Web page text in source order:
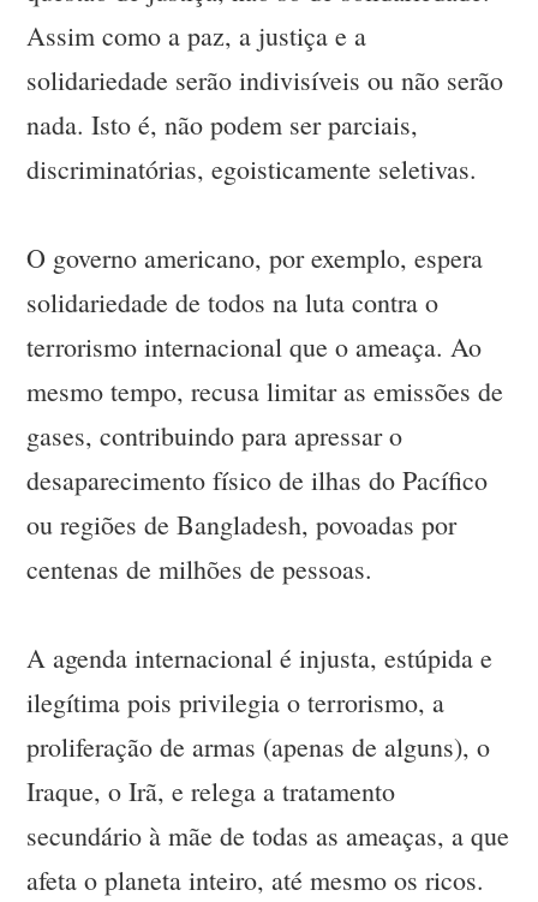
Assim como a paz, a justiça e a
solidariedade serão indivisíveis ou não serão
nada. Isto é, não podem ser parciais,
discriminatórias, egoisticamente seletivas.
O governo americano, por exemplo, espera
solidariedade de todos na luta contra o
terrorismo internacional que o ameaça. Ao
mesmo tempo, recusa limitar as emissões de
gases, contribuindo para apressar o
desaparecimento físico de ilhas do Pacífico
ou regiões de Bangladesh, povoadas por
centenas de milhões de pessoas.
A agenda internacional é injusta, estúpida e
ilegítima pois privilegia o terrorismo, a
proliferação de armas (apenas de alguns), o
Iraque, o Irã, e relega a tratamento
secundário à mãe de todas as ameaças, a que
afeta o planeta inteiro, até mesmo os ricos.